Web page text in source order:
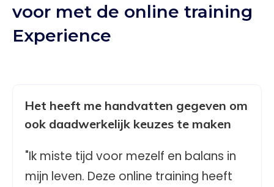
voor met de online training
Experience
Het heeft me handvatten gegeven om
ook daadwerkelijk keuzes te maken
"Ik miste tijd voor mezelf en balans in
mijn leven. Deze online training heeft